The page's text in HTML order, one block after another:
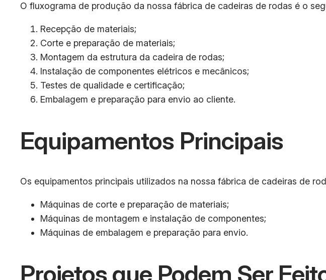
O fluxograma de produção da nossa fábrica de cadeiras de rodas é o
Recepção de materiais;
Corte e preparação de materiais;
Montagem da estrutura da cadeira de rodas;
Instalação de componentes elétricos e mecânicos;
Testes de qualidade e certificação;
Embalagem e preparação para envio ao cliente.
Equipamentos Principais
Os equipamentos principais utilizados na nossa fábrica de cadeiras de
Máquinas de corte e preparação de materiais;
Máquinas de montagem e instalação de componentes;
Máquinas de embalagem e preparação para envio.
Projetos que Podem Ser